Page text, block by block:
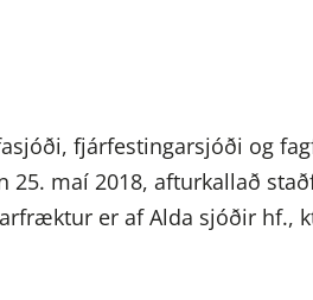
fjárfestingarsjóði og
maí 2018, afturkallað
er af Alda sjóðir hf.,